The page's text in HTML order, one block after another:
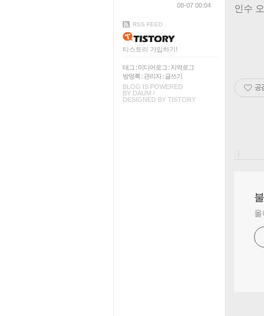
08-07 00:04
RSS FEED
티스토리 가입하기!
태그 : 미디어로그 : 지역로그
방명록 : 관리자: 글쓰기
BLOG IS POWERED
BY DAUM /
DESIGNED BY TISTORY
인수
공
, |